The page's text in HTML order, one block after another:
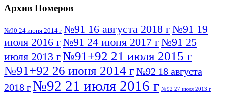
Архив Номеров
№90 24 июня 2014 г №91 16 августа 2018 г№91 19
июля 2016 г№91 24 июня 2017 г№91 25
июля 2013 г№91+92 21 июля 2015 г
№91+92 26 июня 2014 г№92 18 августа
2018 г№92 21 июля 2016 г №92 27 июля 2013 г